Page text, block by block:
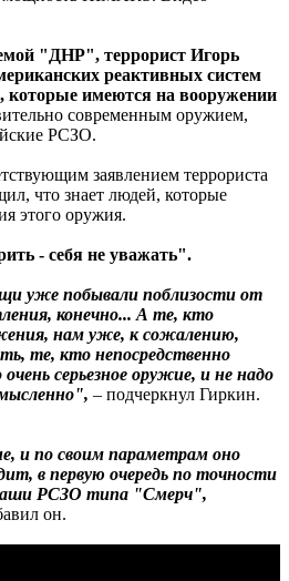
"ДНР", террорист Игорь
реактивных систем
которые имеются на вооружении
современным оружием,
РСЗО.
заявлением террориста
что знает людей, которые
этого оружия.
- себя не уважать".
уже побывали поблизости от
конечно... А те, кто
нам уже, к сожалению,
те, кто непосредственно
серьезное оружие, и не надо
– подчеркнул Гиркин.
и по своим параметрам оно
в первую очередь по точности
РСЗО типа "Смерч",
он.